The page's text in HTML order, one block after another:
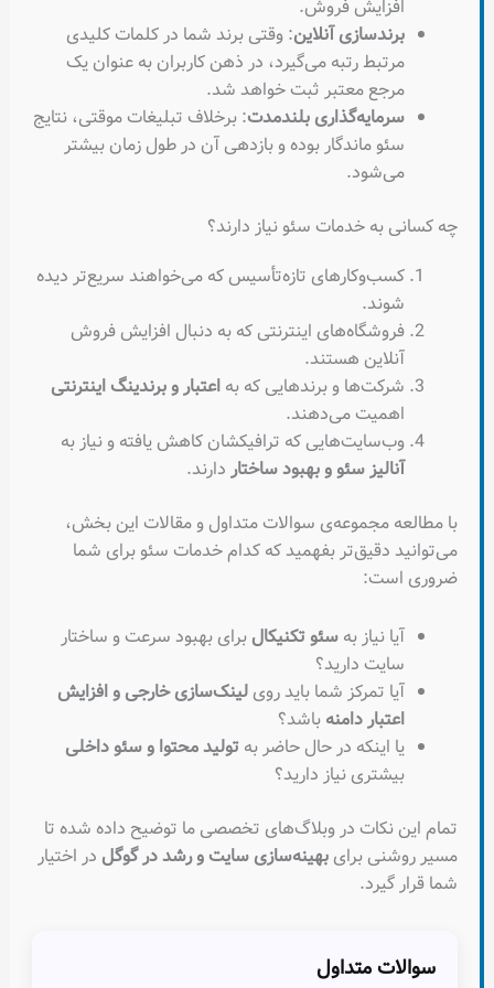
افزایش فروش.
برندسازی آنلاین: وقتی برند شما در کلمات کلیدی
مرتبط رتبه می‌گیرد، در ذهن کاربران به عنوان یک
مرجع معتبر ثبت خواهد شد.
سرمایه‌گذاری بلندمدت: برخلاف تبلیغات موقتی، نتایج
سئو ماندگار بوده و بازدهی آن در طول زمان بیشتر
می‌شود.
چه کسانی به خدمات سئو نیاز دارند؟
کسب‌وکارهای تازه‌تأسیس که می‌خواهند سریع‌تر دیده
شوند.
فروشگاه‌های اینترنتی که به دنبال افزایش فروش
آنلاین هستند.
شرکت‌ها و برندهایی که به اعتبار و برندینگ اینترنتی
اهمیت می‌دهند.
وب‌سایت‌هایی که ترافیکشان کاهش یافته و نیاز به
آنالیز سئو و بهبود ساختاردارند.
با مطالعه مجموعه‌ی سوالات متداول و مقالات این بخش،
می‌توانید دقیق‌تر بفهمید که کدام خدمات سئو برای شما
ضروری است:
آیا نیاز به سئو تکنیکال برای بهبود سرعت و ساختار
سایت دارید؟
آیا تمرکز شما باید روی لینک‌سازی خارجی و افزایش
اعتبار دامنه باشد؟
یا اینکه در حال حاضر به تولید محتوا و سئو داخلی
بیشتری نیاز دارید؟
تمام این نکات در وبلاگ‌های تخصصی ما توضیح داده شده تا
مسیر روشنی برای بهینه‌سازی سایت و رشد در گوگل در اختیار
شما قرار گیرد.
سوالات متداول